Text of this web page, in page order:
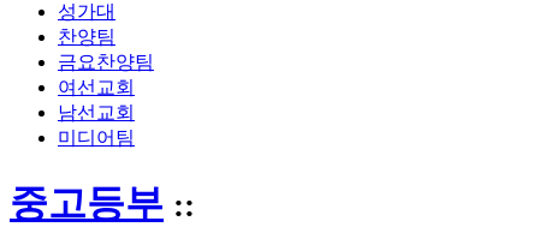
성가대
찬양팀
금요찬양팀
여선교회
남선교회
미디어팀
중고등부 ::